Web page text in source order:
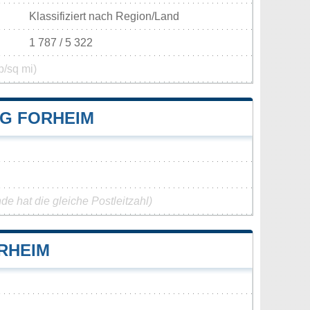
Klassifiziert nach Region/Land
1 787 / 5 322
sq mi)
FORHEIM
hat die gleiche Postleitzahl)